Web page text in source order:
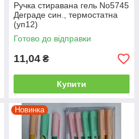
Ручка стиравана гель No5745
Деграде син., термостатна
(уп12)
Готово до відправки
11,04 ₴
Купити
Новинка